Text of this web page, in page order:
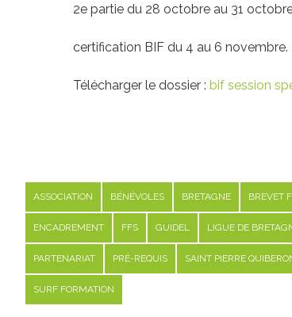
2e partie du 28 octobre au 31
certification BIF du 4 au 6 novembre.
Télécharger le dossier : bif session
ASSOCIATION BÉNÉVOLES BRETAGNE BREVET
ENCADREMENT FFS GUIDEL LIGUE DE
PARTENARIAT PRÉ-REQUIS SAINT PIERRE
SURF FORMATION